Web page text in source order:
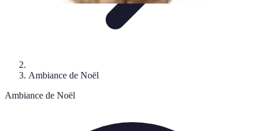
Ambiance de Noël
Ambiance de Noël